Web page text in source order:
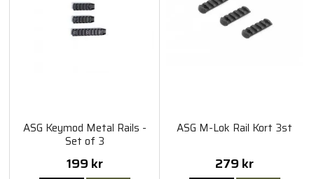
ASG Keymod Metal Rails -
Set of 3
199 kr
ASG M-Lok Rail Kort 3st
279 kr